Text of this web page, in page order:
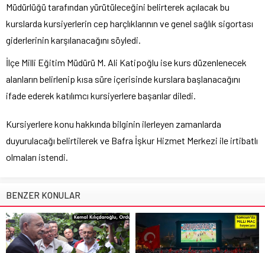
Müdürlüğü tarafından yürütüleceğini belirterek açılacak bu
kurslarda kursiyerlerin cep harçlıklarının ve genel sağlık sigortası
giderlerinin karşılanacağını söyledi.
İlçe Milli Eğitim Müdürü M. Ali Katipoğlu ise kurs düzenlenecek
alanların belirlenip kısa süre içerisinde kurslara başlanacağını
ifade ederek katılımcı kursiyerlere başarılar diledi.
Kursiyerlere konu hakkında bilginin ilerleyen zamanlarda
duyurulacağı belirtilerek ve Bafra İşkur Hizmet Merkezi ile irtibatlı
olmaları istendi.
BENZER KONULAR